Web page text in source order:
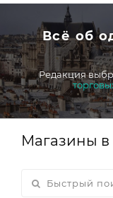
Всё об
Редакция
Магазины